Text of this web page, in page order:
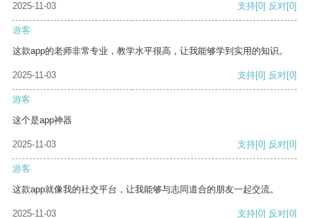
2025-11-03 支持[0] 反对[0]
游客
这款app的老师非常专业，教学水平很高，让我能够学到实用的知识。
2025-11-03 支持[0] 反对[0]
游客
这个是app神器
2025-11-03 支持[0] 反对[0]
游客
这款app就像我的社交平台，让我能够与志同道合的朋友一起交流。
2025-11-03 支持[0] 反对[0]